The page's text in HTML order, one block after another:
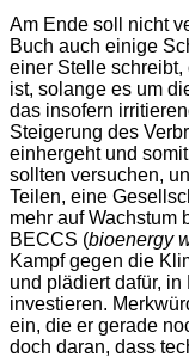
Am Ende soll nicht
Buch auch einige
einer Stelle schreibt,
ist, solange es um
das insofern
Steigerung des
einhergeht und
sollten versuchen,
Teilen, eine
mehr auf Wachstum
BECCS (bioenergy
Kampf gegen die
und plädiert dafür,
investieren.
ein, die er gerade
doch daran, dass